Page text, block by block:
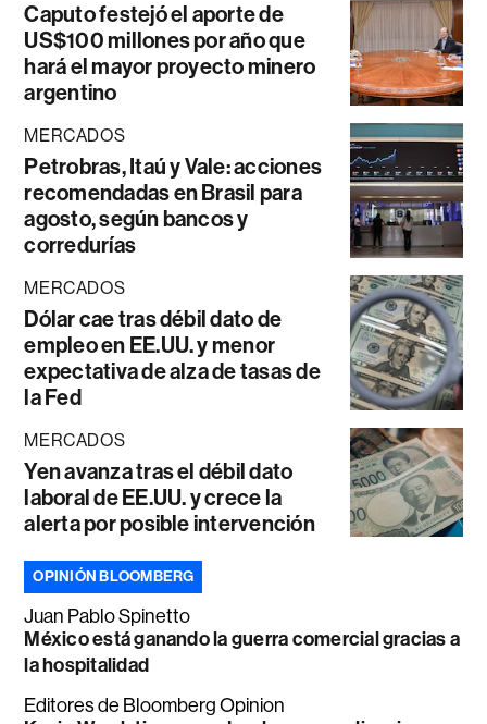
Caputo festejó el aporte de
US$100 millones por año que
hará el mayor proyecto minero
argentino
MERCADOS
Petrobras, Itaú y Vale: acciones
recomendadas en Brasil para
agosto, según bancos y
corredurías
MERCADOS
Dólar cae tras débil dato de
empleo en EE.UU. y menor
expectativa de alza de tasas de
la Fed
MERCADOS
Yen avanza tras el débil dato
laboral de EE.UU. y crece la
alerta por posible intervención
OPINIÓN BLOOMBERG
Juan Pablo Spinetto
México está ganando la guerra comercial gracias a
la hospitalidad
Editores de Bloomberg Opinion